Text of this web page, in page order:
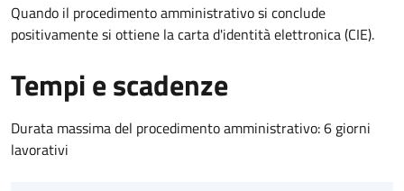
Quando il procedimento amministrativo si conclude
positivamente si ottiene la carta d'identità elettronica (CIE).
Tempi e scadenze
Durata massima del procedimento amministrativo: 6 giorni
lavorativi